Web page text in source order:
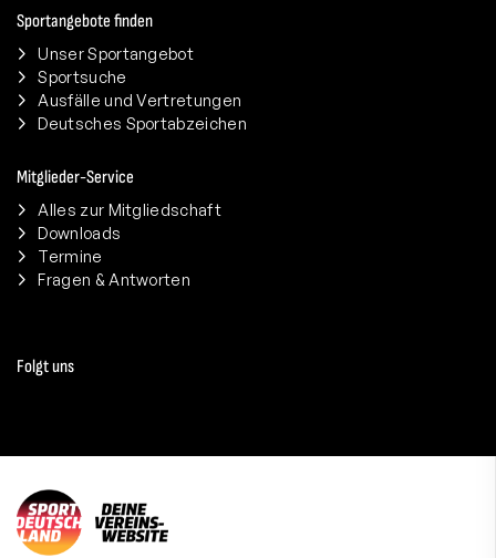
Sportangebote finden
Unser Sportangebot
Sportsuche
Ausfälle und Vertretungen
Deutsches Sportabzeichen
Mitglieder-Service
Alles zur Mitgliedschaft
Downloads
Termine
Fragen & Antworten
Folgt uns